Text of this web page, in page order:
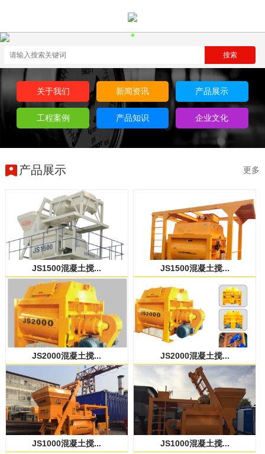
关于我们 新闻资讯 产品展示
工程案例 产品知识 企业文化
产品展示 更多
JS1500混凝土搅... JS1500混凝土搅...
JS2000混凝土搅... JS2000混凝土搅...
JS1000混凝土搅... JS1000混凝土搅...